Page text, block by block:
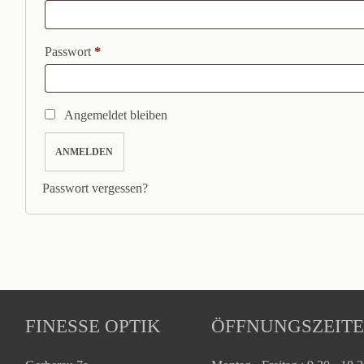
Passwort *
Angemeldet bleiben
ANMELDEN
Passwort vergessen?
FINESSE OPTIK